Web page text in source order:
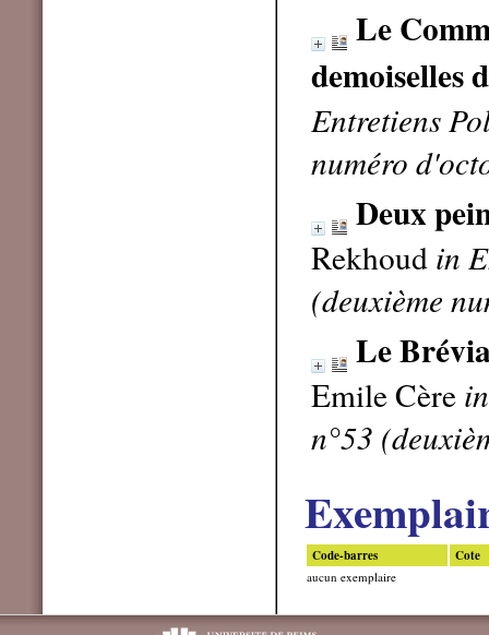
Le
demoiselles
Entretiens
numéro
Deux
Rekhoud in
(deuxième
Le
Emile Cère
n°53
Code-barres Cote
aucun exemplaire